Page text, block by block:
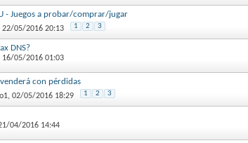
- Juegos a probar/comprar/jugar
22/05/2016 20:13 1 2 3
DNS?
16/05/2016 01:03
con pérdidas
, 02/05/2016 18:29 1 2 3
04/2016 14:44